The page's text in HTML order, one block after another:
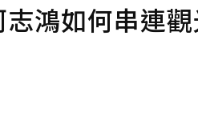
鴻如何串連